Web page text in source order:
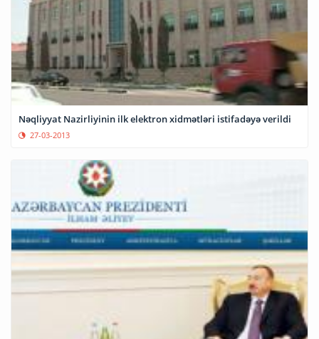
Nəqliyyat Nazirliyinin ilk elektron xidmətləri istifadəyə verildi
27-03-2013